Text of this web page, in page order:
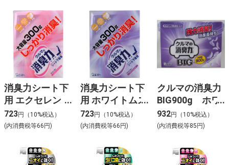
消臭力シート下
用 エクセレント
ソープ
723円（10%税込）
(内消費税等66円)
消臭力シート下
用 ホワイトムス
ク
723円（10%税込）
(内消費税等66円)
クルマの消臭力
BIG900g ホワ
イトムスクー
932円（10%税込）
(内消費税等85円)